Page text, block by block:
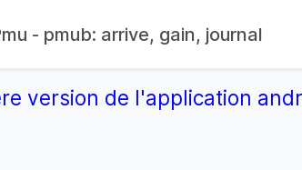
- pmub: arrive, gain, journal
version de l'application